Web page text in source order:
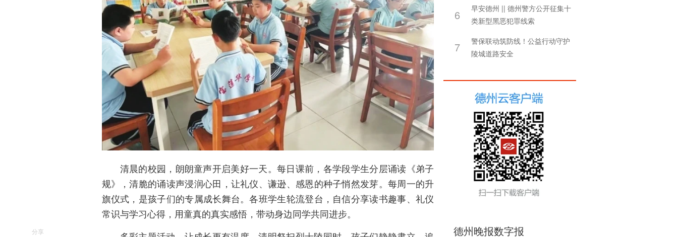
清晨的校园，朗朗童声开启美好一天。每日课前，各学段学生分层诵读《弟子
规》，清脆的诵读声浸润心田，让礼仪、谦逊、感恩的种子悄然发芽。每周一的升
旗仪式，是孩子们的专属成长舞台。各班学生轮流登台，自信分享读书趣事、礼仪
常识与学习心得，用童真的真实感悟，带动身边同学共同进步。
分享
6
早安德州 || 德州警方公开征集十
类新型黑恶犯罪线索
7
警保联动筑防线！公益行动守护
陵城道路安全
德州晚报数字报